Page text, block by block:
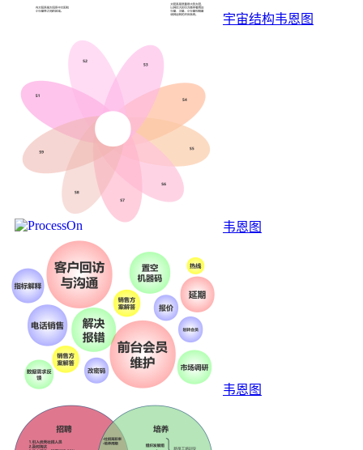
宇宙结构韦恩图
韦恩图
韦恩图